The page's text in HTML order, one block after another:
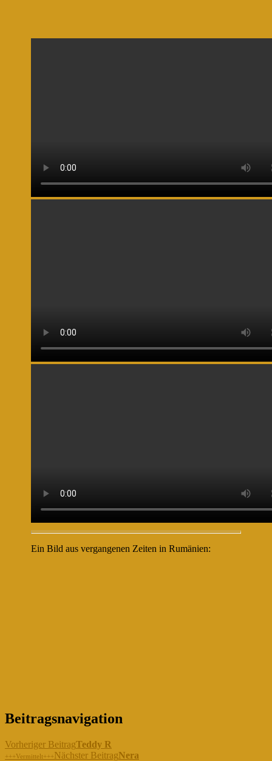
Ein Bild aus vergangenen Zeiten in Rumänien:
Beitragsnavigation
Vorheriger BeitragTeddy R
+++Vermittelt+++Nächster BeitragNera